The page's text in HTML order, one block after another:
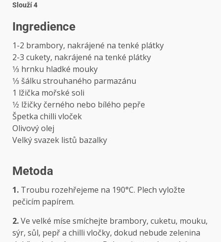
Slouží 4
Ingredience
1-2 brambory, nakrájené na tenké plátky
2-3 cukety, nakrájené na tenké plátky
1⁄3 hrnku hladké mouky
1⁄3 šálku strouhaného parmazánu
1 lžička mořské soli
1⁄2 lžičky černého nebo bílého pepře
Špetka chilli vloček
Olivový olej
Velký svazek listů bazalky
Metoda
1. Troubu rozehřejeme na 190°C. Plech vyložte
pečicím papírem.
2.Ve velké míse smíchejte brambory, cuketu, mouku,
sýr, sůl, pepř a chilli vločky, dokud nebude zelenina